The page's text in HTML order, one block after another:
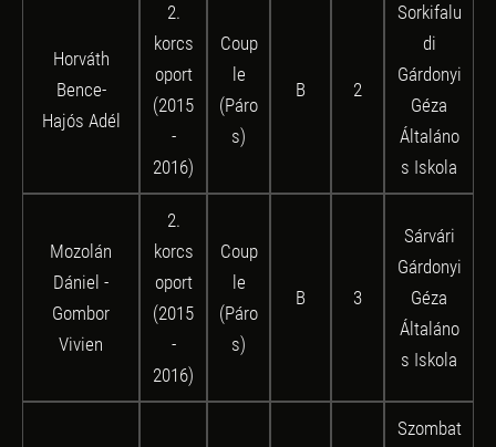
Horváth
Bence-
Hajós Adél
2.
korcs
oport
(2015
-
2016)
Coup
le
(Páro
s)
B 2
Sorkifalu
di
Gárdonyi
Géza
Általáno
s Iskola
Mozolán
Dániel -
Gombor
Vivien
2.
korcs
oport
(2015
-
2016)
Coup
le
(Páro
s)
B 3
Sárvári
Gárdonyi
Géza
Általáno
s Iskola
Szombat